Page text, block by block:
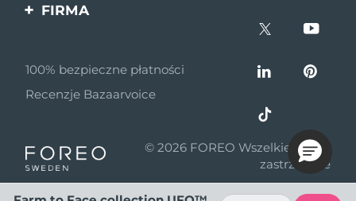
FIRMA
Program partnerski
Wiadomości
MYSA
Dystrybutorzy
100% bezpieczne płatności
Recenzje Bazaarvoice
© 2026 FOREO Wszelkie prawa
zastrzeżone